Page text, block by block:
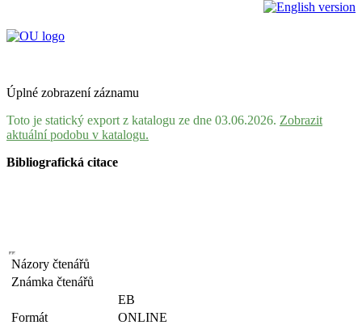
Úplné zobrazení záznamu
Toto je statický export z katalogu ze dne 03.06.2026. Zobrazit
aktuální podobu v katalogu.
Bibliografická citace
Názory čtenářů
Známka čtenářů
EB
Formát
ONLINE